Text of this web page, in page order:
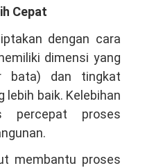
Cepat
dengan cara
dimensi yang
bata) dan tingkat
lebih baik. Kelebihan
proses
membantu proses